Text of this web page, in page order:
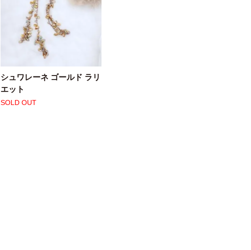
シュワレーネ ゴールド ラリ
エット
SOLD OUT